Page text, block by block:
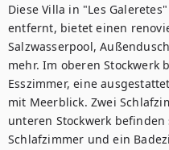
Diese Villa in "Les
entfernt, bietet einen
Salzwasserpool,
mehr. Im oberen Stockwerk
Esszimmer, eine
mit Meerblick. Zwei
unteren Stockwerk befinden
Schlafzimmer und ein